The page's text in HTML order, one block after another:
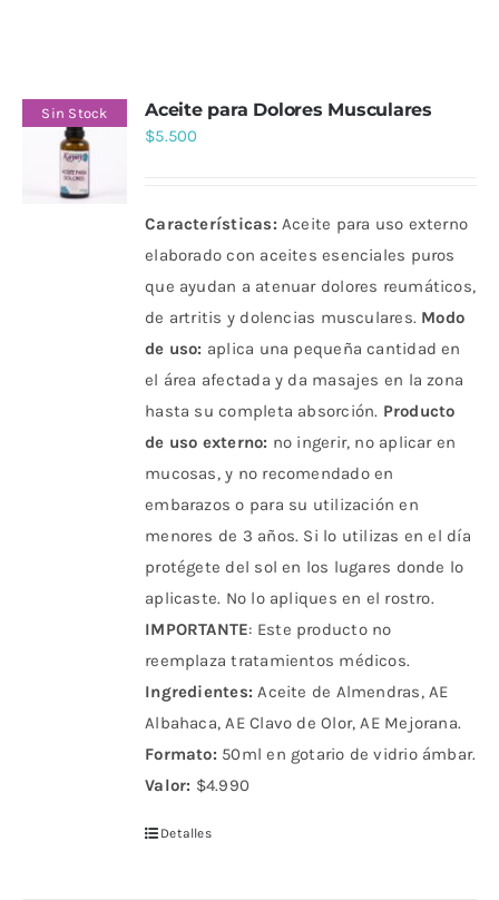
Sin Stock Aceite para Dolores Musculares
$5.500
Características: Aceite para uso externo
elaborado con aceites esenciales puros
que ayudan a atenuar dolores reumáticos,
de artritis y dolencias musculares. Modo
de uso: aplica una pequeña cantidad en
el área afectada y da masajes en la zona
hasta su completa absorción. Producto
de uso externo: no ingerir, no aplicar en
mucosas, y no recomendado en
embarazos o para su utilización en
menores de 3 años. Si lo utilizas en el día
protégete del sol en los lugares donde lo
aplicaste. No lo apliques en el rostro.
IMPORTANTE: Este producto no
reemplaza tratamientos médicos.
Ingredientes: Aceite de Almendras, AE
Albahaca, AE Clavo de Olor, AE Mejorana.
Formato: 50ml en gotario de vidrio ámbar.
Valor: $4.990
Detalles